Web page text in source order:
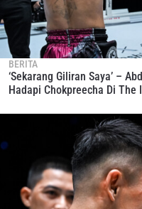
BERITA
‘Sekarang Giliran Saya’ –
Hadapi Chokpreecha Di The